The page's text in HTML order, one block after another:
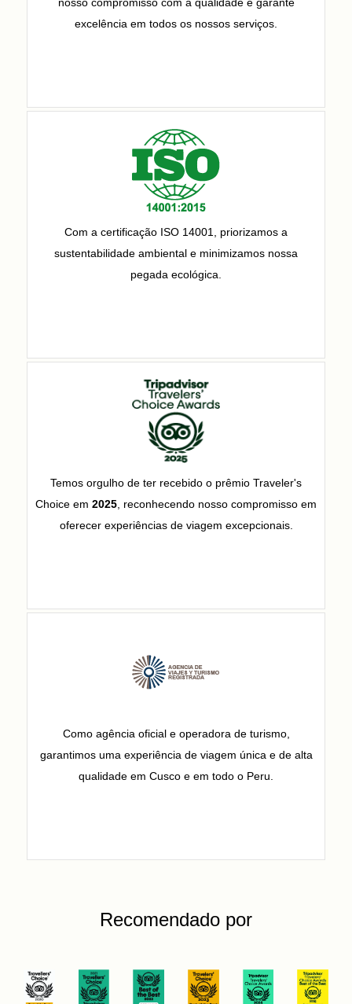
excelência em todos os nossos serviços.
Com a certificação ISO 14001, priorizamos a
sustentabilidade ambiental e minimizamos nossa
pegada ecológica.
Temos orgulho de ter recebido o prêmio Traveler's
Choice em 2025 , reconhecendo nosso compromisso em
oferecer experiências de viagem excepcionais.
Como agência oficial e operadora de turismo,
garantimos uma experiência de viagem única e de alta
qualidade em Cusco e em todo o Peru.
Recomendado por